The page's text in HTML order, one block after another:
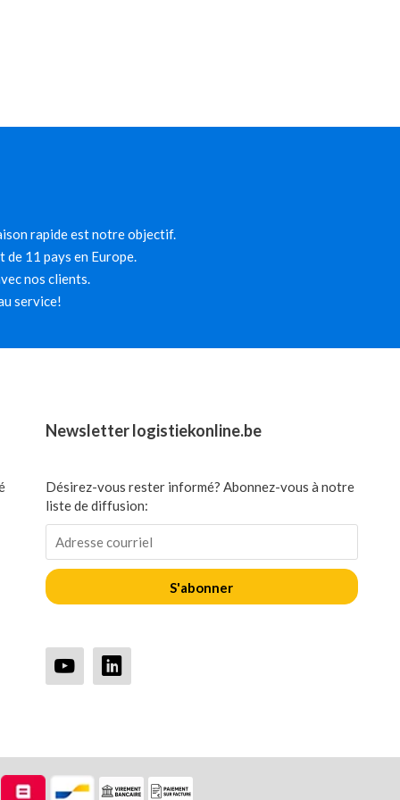
rapide est notre objectif.
11 pays en Europe.
nos clients.
service!
Newsletter logistiekonline.be
Désirez-vous rester informé? Abonnez-vous à notre
liste de diffusion:
S'abonner